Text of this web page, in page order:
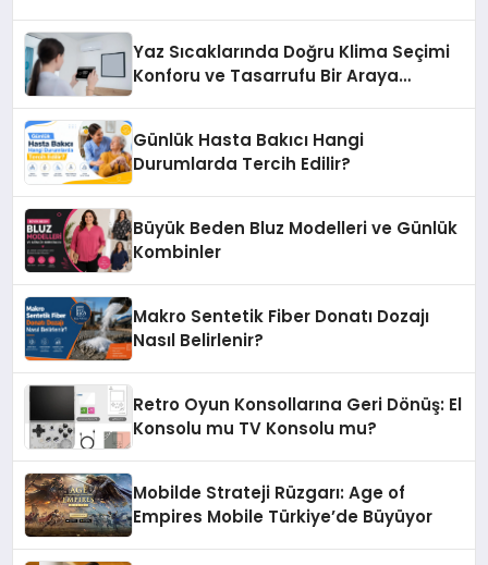
Yaz Sıcaklarında Doğru Klima Seçimi
Konforu ve Tasarrufu Bir Araya
Günlük Hasta Bakıcı Hangi
Durumlarda Tercih Edilir?
Büyük Beden Bluz Modelleri ve Günlük
Kombinler
Makro Sentetik Fiber Donatı Dozajı
Nasıl Belirlenir?
Retro Oyun Konsollarına Geri Dönüş: El
Konsolu mu TV Konsolu mu?
Mobilde Strateji Rüzgarı: Age of
Empires Mobile Türkiye’de Büyüyor